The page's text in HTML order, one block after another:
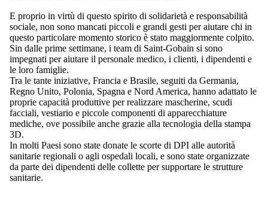
E proprio in virtù di questo spirito di solidarietà e responsabilità
sociale, non sono mancati piccoli e grandi gesti per aiutare chi in
questo particolare momento storico è stato maggiormente colpito.
Sin dalle prime settimane, i team di Saint-Gobain si sono
impegnati per aiutare il personale medico, i clienti, i dipendenti e
le loro famiglie.
Tra le tante iniziative, Francia e Brasile, seguiti da Germania,
Regno Unito, Polonia, Spagna e Nord America, hanno adattato le
proprie capacità produttive per realizzare mascherine, scudi
facciali, vestiario e piccole componenti di apparecchiature
mediche, ove possibile anche grazie alla tecnologia della stampa
3D.
In molti Paesi sono state donate le scorte di DPI alle autorità
sanitarie regionali o agli ospedali locali, e sono state organizzate
da parte dei dipendenti delle collette per supportare le strutture
sanitarie.